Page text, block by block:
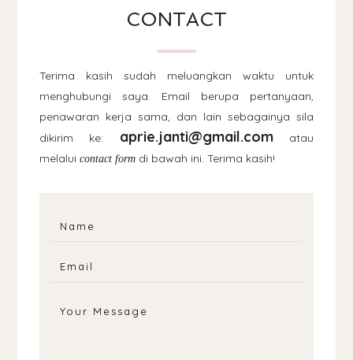
CONTACT
Terima kasih sudah meluangkan waktu untuk
menghubungi saya. Email berupa pertanyaan,
penawaran kerja sama, dan lain sebagainya sila
dikirim ke: aprie.janti@gmail.comatau
melaluicontact form di bawah ini. Terima kasih!